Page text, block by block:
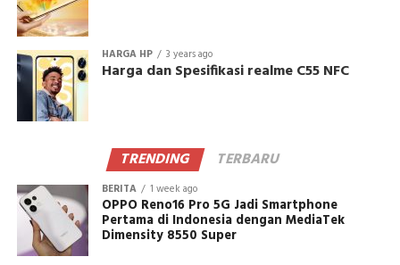
HARGA HP 3 years ago
Harga dan Spesifikasi realme C55 NFC
TRENDING TERBARU
BERITA 1 week ago
OPPO Reno16 Pro 5G Jadi Smartphone
Pertama di Indonesia dengan MediaTek
Dimensity 8550 Super